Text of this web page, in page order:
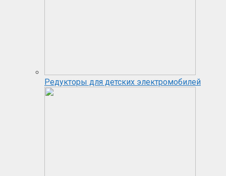
Редукторы для детских электромобилей